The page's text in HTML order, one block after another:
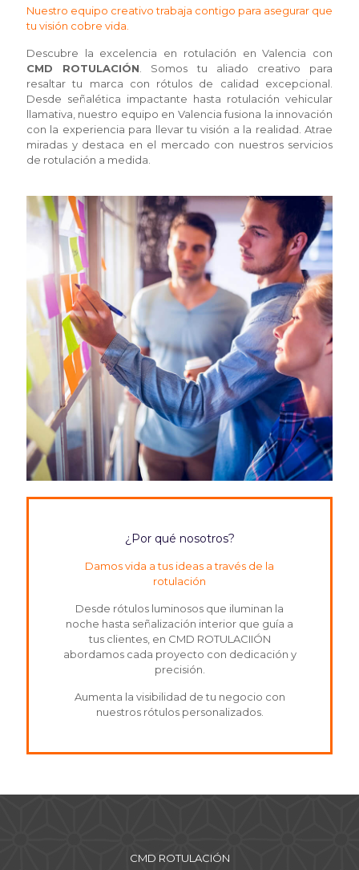
Nuestro equipo creativo trabaja contigo para asegurar que
tu visión cobre vida.
Descubre la excelencia en rotulación en Valencia con
CMD ROTULACIÓN . Somos tu aliado creativo para
resaltar tu marca con rótulos de calidad excepcional.
Desde señalética impactante hasta rotulación vehicular
llamativa, nuestro equipo en Valencia fusiona la innovación
con la experiencia para llevar tu visión a la realidad. Atrae
miradas y destaca en el mercado con nuestros servicios
de rotulación a medida.
¿Por qué nosotros?
Damos vida a tus ideas a través de la
rotulación
Desde rótulos luminosos que iluminan la
noche hasta señalización interior que guía a
tus clientes, en CMD ROTULACIIÓN
abordamos cada proyecto con dedicación y
precisión.
Aumenta la visibilidad de tu negocio con
nuestros rótulos personalizados.
CMD ROTULACIÓN